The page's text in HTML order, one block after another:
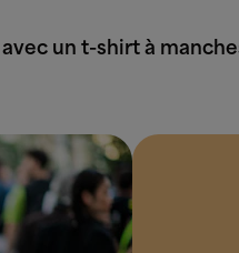
un t-shirt à